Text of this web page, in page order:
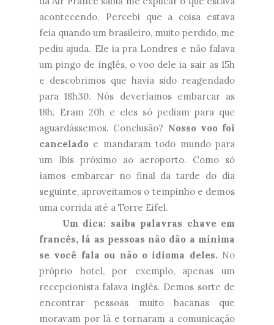
acontecendo. Percebi que a coisa estava
feia quando um brasileiro, muito perdido, me
pediu ajuda. Ele ia pra Londres e não falava
um pingo de inglês, o voo dele ia sair as 15h
e descobrimos que havia sido reagendado
para 18h30. Nós deveríamos embarcar as
18h. Eram 20h e eles só pediam para que
aguardássemos. Conclusão? Nosso voo foi
cancelado e mandaram todo mundo para
um Ibis próximo ao aeroporto. Como só
íamos embarcar no final da tarde do dia
seguinte, aproveitamos o tempinho e demos
uma corrida até a Torre Eifel.
Um dica: saiba palavras chave em
francês, lá as pessoas não dão a mínima
se você fala ou não o idioma deles. No
próprio hotel, por exemplo, apenas um
recepcionista falava inglês. Demos sorte de
encontrar pessoas muito bacanas que
moravam por lá e tornaram a comunicação